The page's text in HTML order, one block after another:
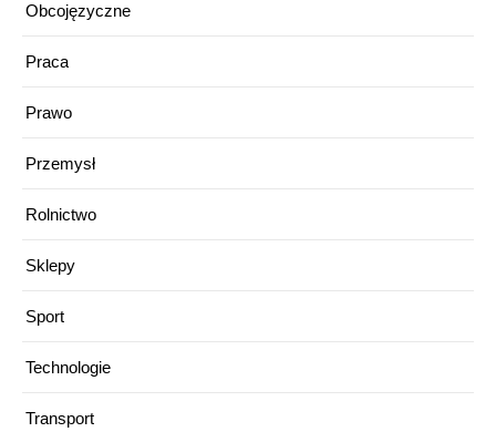
Obcojęzyczne
Praca
Prawo
Przemysł
Rolnictwo
Sklepy
Sport
Technologie
Transport